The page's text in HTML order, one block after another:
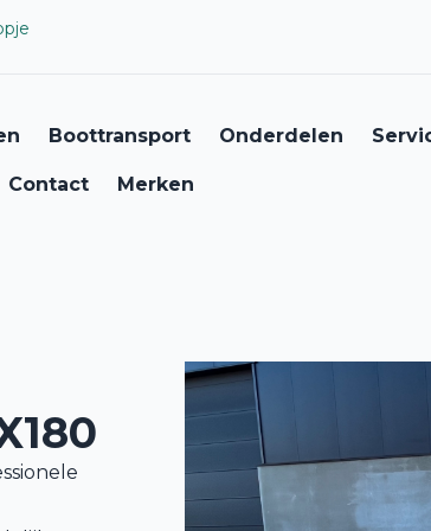
Boottransport Onderdelen
Contact Merken